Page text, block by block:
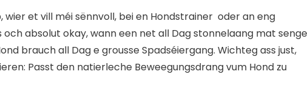
et vill méi sënnvoll, bei en Hondstrainer oder an eng
och absolut okay, wann een net all Dag stonnelaang mat
brauch all Dag e grousse Spadséiergang. Wichteg ass just,
Passt den natierleche Beweegungsdrang vum Hond zu